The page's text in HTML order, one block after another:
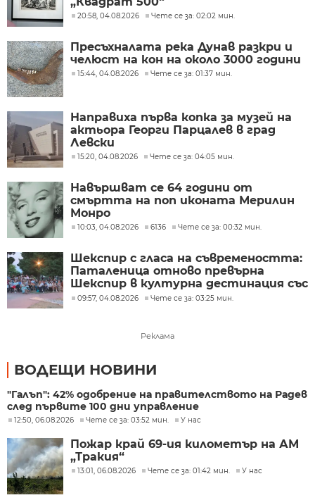
20:58, 04.08.2026 Чете се за: 02:02 мин.
Пресъхналата река Дунав разкри и
челюст на кон на около 3000 години
15:44, 04.08.2026 Чете се за: 01:37 мин.
Направиха първа копка за музей на
актьора Георги Парцалев в град
Левски
15:20, 04.08.2026 Чете се за: 04:05 мин.
Навършват се 64 години от
смъртта на поп иконата Мерилин
Монро
10:03, 04.08.2026 6136 Чете се за: 00:32 мин.
Шекспир с гласа на съвремеността:
Паталеница отново превърна
Шекспир в културна дестинация със
съвременен прочит
09:57, 04.08.2026 Чете се за: 03:25 мин.
Реклама
ВОДЕЩИ НОВИНИ
"Галъп": 42% одобрение на правителството на Радев
след първите 100 дни управление
12:50, 06.08.2026 Чете се за: 03:52 мин. У нас
Пожар край 69-ия километър на АМ
„Тракия“
13:01, 06.08.2026 Чете се за: 01:42 мин. У нас